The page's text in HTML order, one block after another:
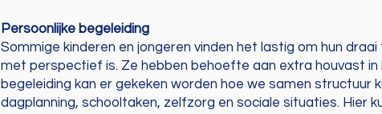
Persoonlijke begeleiding
Sommige kinderen en jongeren vinden het lastig om hun
met perspectief is. Ze hebben behoefte aan extra houvast in
begeleiding kan er gekeken worden hoe we samen structuur
dagplanning, schooltaken, zelfzorg en sociale situaties. Hier